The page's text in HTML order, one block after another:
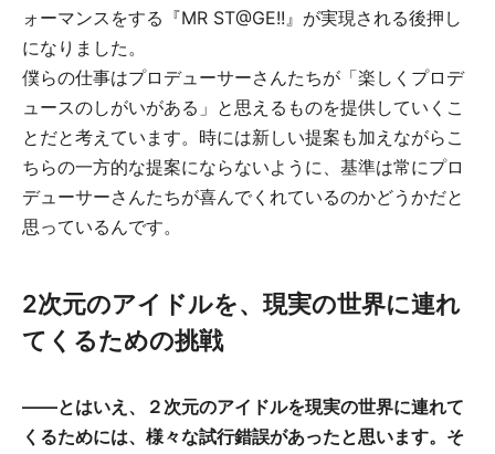
ォーマンスをする『MR ST@GE!!』が実現される後押し
になりました。
僕らの仕事はプロデューサーさんたちが「楽しくプロデ
ュースのしがいがある」と思えるものを提供していくこ
とだと考えています。時には新しい提案も加えながらこ
ちらの一方的な提案にならないように、基準は常にプロ
デューサーさんたちが喜んでくれているのかどうかだと
思っているんです。
2次元のアイドルを、現実の世界に連れ
てくるための挑戦
――とはいえ、２次元のアイドルを現実の世界に連れて
くるためには、様々な試行錯誤があったと思います。そ